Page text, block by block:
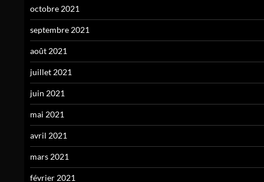
octobre 2021
septembre 2021
août 2021
juillet 2021
juin 2021
mai 2021
avril 2021
mars 2021
février 2021